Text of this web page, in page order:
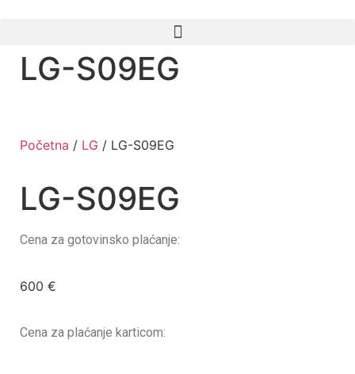
LG-S09EG
Početna / LG / LG-S09EG
LG-S09EG
Cena za gotovinsko plaćanje:
600 €
Cena za plaćanje karticom: